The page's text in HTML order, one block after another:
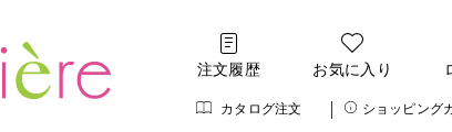
注文履歴 お気に入り
カタログ注文 ショッピング